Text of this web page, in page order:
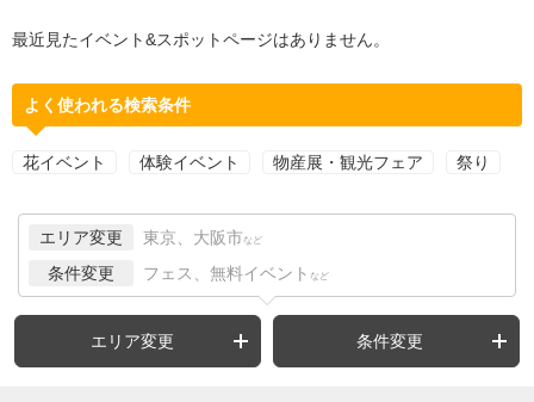
最近見たイベント&スポットページはありません。
よく使われる検索条件
花イベント 体験イベント 物産展・観光フェア 祭り
エリア変更 東京、大阪市 など
条件変更 フェス、無料イベント など
エリア変更 条件変更